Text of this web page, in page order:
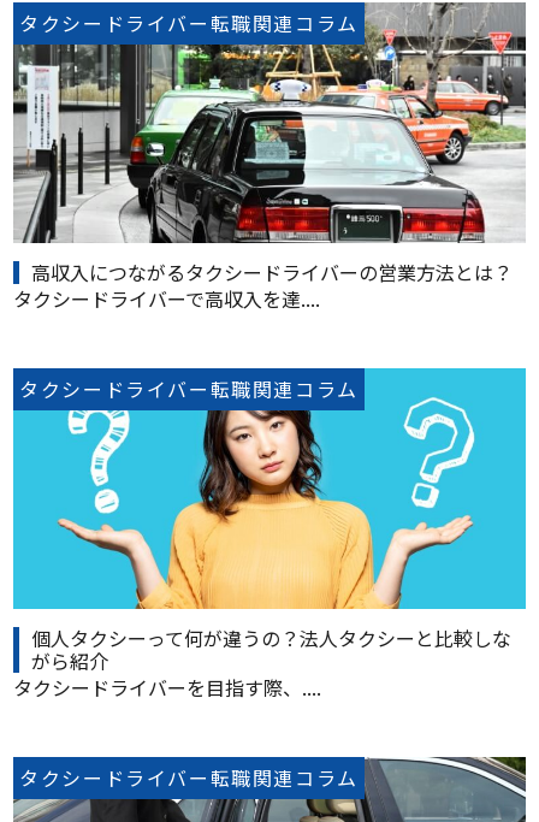
タクシードライバー転職関連コラム
高収入につながるタクシードライバーの営業方法とは？
タクシードライバーで高収入を達....
タクシードライバー転職関連コラム
個人タクシーって何が違うの？法人タクシーと比較しな
がら紹介
タクシードライバーを目指す際、....
タクシードライバー転職関連コラム